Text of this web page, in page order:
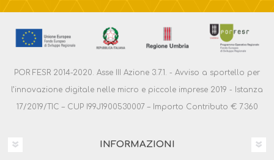
POR FESR 2014-2020. Asse III Azione 3.7.1. - Avviso a sportello per
l’innovazione digitale nelle micro e piccole imprese 2019 - Istanza
17/2019/TIC – CUP I99J1900530007 – Importo Contributo € 7.360
INFORMAZIONI